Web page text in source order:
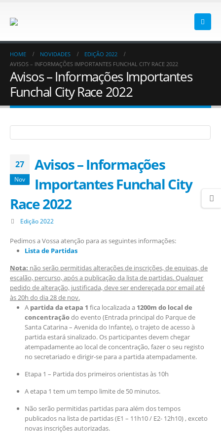
HOME NOVIDADES
EDIÇÃO 2022
AVISOS – INFORMAÇÕES IMPORTANTES FUNCHAL CITY RACE 2022
Avisos – Informações Importantes
Funchal City Race 2022
27
Nov
Avisos – Informações
Importantes Funchal City
Race 2022
Edição 2022
Pedimos a Vossa atenção para as seguintes informações:
Lista de Partidas
Nota: não serão permitidas alterações de inscrições, de equipas, de
escalão, percurso, após a publicação da lista de partidas. Qualquer
pedido de alteração, justificada, deve ser endereçada por email até
às 20h do dia 28 de nov.
A partida da etapa 1 fica localizada a 1200m do local de
concentraçãodo evento (Entrada principal do Parque de
Santa Catarina – Avenida do Infante), o trajeto de acesso à
partida estará sinalizado. Os participantes devem chegar
atempadamente ao local de concentração, fazer o seu registo
no secretariado e dirigir-se para a partida atempadamente.
Etapa 1 – Partida dos primeiros orientistas às 10h
A etapa 1 tem um tempo limite de 50 minutos.
Não serão permitidas partidas para além dos tempos
publicados na lista de partidas (E1 – 11h10 / E2- 12h10) , exceto
novas inscrições autorizadas.